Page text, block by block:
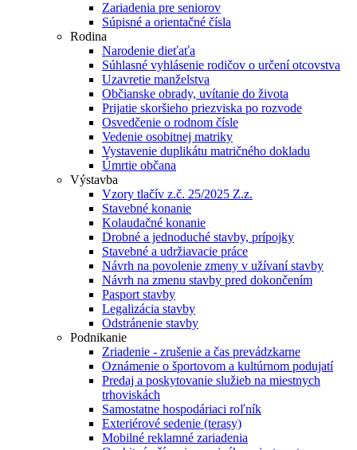
Zariadenia pre seniorov
Súpisné a orientačné čísla
Rodina
Narodenie dieťaťa
Súhlasné vyhlásenie rodičov o určení otcovstva
Uzavretie manželstva
Občianske obrady, uvítanie do života
Prijatie skoršieho priezviska po rozvode
Osvedčenie o rodnom čísle
Vedenie osobitnej matriky
Vystavenie duplikátu matričného dokladu
Úmrtie občana
Výstavba
Vzory tlačív z.č. 25/2025 Z.z.
Stavebné konanie
Kolaudačné konanie
Drobné a jednoduché stavby, prípojky
Stavebné a udržiavacie práce
Návrh na povolenie zmeny v užívaní stavby
Návrh na zmenu stavby pred dokončením
Pasport stavby
Legalizácia stavby
Odstránenie stavby
Podnikanie
Zriadenie - zrušenie a čas prevádzkarne
Oznámenie o športovom a kultúrnom podujatí
Predaj a poskytovanie služieb na miestnych
trhoviskách
Samostatne hospodáriaci roľník
Exteriérové sedenie (terasy)
Mobilné reklamné zariadenia